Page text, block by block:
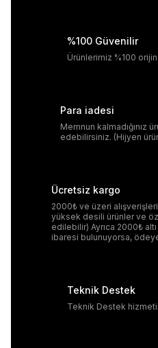
%100 Güvenilir
Ürünlerimiz %100
Para iadesi
Memnun kalmadığınız
edebilirsiniz. (Hijyen
Ücretsiz kargo
2000₺ ve üzeri
yüksek desili ürünler ve
edilebilir) Ayrıca 2000₺
ibaresi bulunuyorsa,
Teknik Destek
Teknik Destek